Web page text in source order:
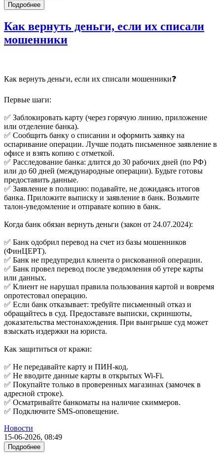
Подробнее
Как вернуть деньги, если их списали
мошенники
Как вернуть деньги, если их списали мошенники❓
Первые шаги:
✅ Заблокировать карту (через горячую линию, приложение
или отделение банка).
✅ Сообщить банку о списании и оформить заявку на
оспаривание операции. Лучше подать письменное заявление в
офисе и взять копию с отметкой.
✅ Расследование банка: длится до 30 рабочих дней (по РФ)
или до 60 дней (международные операции). Будьте готовы
предоставить данные.
✅ Заявление в полицию: подавайте, не дожидаясь итогов
банка. Приложите выписку и заявление в банк. Возьмите
талон-уведомление и отправьте копию в банк.
Когда банк обязан вернуть деньги (закон от 24.07.2024):
✅ Банк одобрил перевод на счет из базы мошенников
(ФинЦЕРТ).
✅ Банк не предупредил клиента о рискованной операции.
✅ Банк провел перевод после уведомления об утере карты
или данных.
✅ Клиент не нарушал правила пользования картой и вовремя
опротестовал операцию.
✅ Если банк отказывает: требуйте письменный отказ и
обращайтесь в суд. Предоставьте выписки, скриншоты,
доказательства местонахождения. При выигрыше суд может
взыскать издержки на юриста.
Как защититься от кражи:
✅ Не передавайте карту и ПИН-код.
✅ Не вводите данные карты в открытых Wi-Fi.
✅ Покупайте только в проверенных магазинах (замочек в
адресной строке).
✅ Осматривайте банкоматы на наличие скиммеров.
✅ Подключите SMS-оповещение.
Новости
15-06-2026, 08:49
Подробнее